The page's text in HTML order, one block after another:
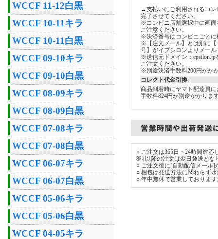
WCCF 11-12白黒
WCCF 10-11キラ
WCCF 10-11白黒
WCCF 09-10キラ
WCCF 09-10白黒
WCCF 08-09キラ
WCCF 08-09白黒
WCCF 07-08キラ
WCCF 07-08白黒
WCCF 06-07キラ
WCCF 06-07白黒
WCCF 05-06キラ
WCCF 05-06白黒
WCCF 04-05キラ
→支払いにご利用されるコ
完了させてください。
※コンビニ店舗選択中に画
ご注意ください。
※決済番号はコンビニごと
※【注文メール】とは別に
号】がイプシロンよりメー
※送信元ドメイン：
ご注文ください。
※別途決済手数料200円がか
コレクト代金引換
商品到着時にヤマト配達員
手数料824円が別途かかりま
○ ご注文は365日・24時間対
8時以降の注文は翌日発送とな
○ ご注文後に[自動配信メール
○ 梱包は発送方法に関わらず
○ 年中無休で営業しておりま